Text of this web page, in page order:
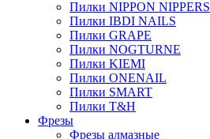
Пилки NIPPON NIPPERS
Пилки IBDI NAILS
Пилки GRAPE
Пилки NOGTURNE
Пилки KIEMI
Пилки ONENAIL
Пилки SMART
Пилки T&H
Фрезы
Фрезы алмазные